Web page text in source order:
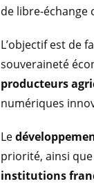
de libre-échange
L’objectif est de
souveraineté
producteurs
numériques
Le
priorité, ainsi
institutions